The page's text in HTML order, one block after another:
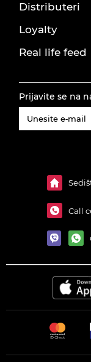
Distributeri
Loyalty
Real life feed
Prijavite se na
Call